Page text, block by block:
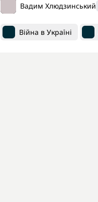
Вадим Хлюдзинський
Війна в Україні